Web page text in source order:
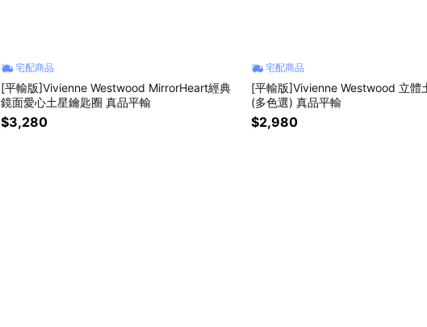
宅配商品
[平輸版]Vivienne Westwood MirrorHeart經典
鏡面愛心土星鑰匙圈 真品平輸
$3,280
宅配商品
[平輸版]Vivienne Westwood 立體
(多色選) 真品平輸
$2,980